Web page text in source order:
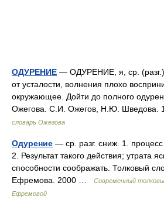
ОДУРЕНИЕ — ОДУРЕНИЕ, я, ср.
от усталости, волнения плохо
окружающее. Дойти до полного
Ожегова. С.И. Ожегов, Н.Ю. Шведова.
словарь Ожегова
Одурение — ср. разг. сниж. 1.
2. Результат такого действия; утрата
способности соображать. Толковый
Ефремова. 2000 …
Современный
Ефремовой